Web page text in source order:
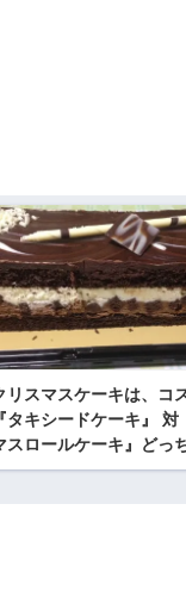
リスマスケーキは、コ
『タキシードケーキ』 対
スロールケーキ』どっ